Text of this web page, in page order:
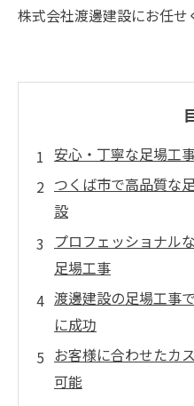
株式会社渡邊建設にお任せ
安心・丁寧な足場工
つくば市で高品質な
設
プロフェッショナル
足場工事
渡邊建設の足場工事
に成功
お客様に合わせたカ
可能